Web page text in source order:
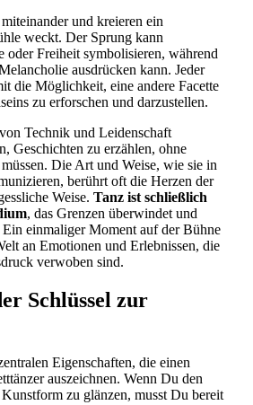
und kreieren ein
weckt. Der Sprung kann
oder Freiheit symbolisieren, während
ausdrücken kann. Jeder
die Möglichkeit, eine andere Facette
zu erforschen und darzustellen.
Technik und Leidenschaft
Geschichten zu erzählen, ohne
Die Art und Weise, wie sie in
berührt oft die Herzen der
Weise. Tanz ist schließlich
, das Grenzen überwindet und
einmaliger Moment auf der Bühne
an Emotionen und Erlebnissen, die
verwoben sind.
Schlüssel zur
Eigenschaften, die einen
auszeichnen. Wenn Du den
zu glänzen, musst Du bereit